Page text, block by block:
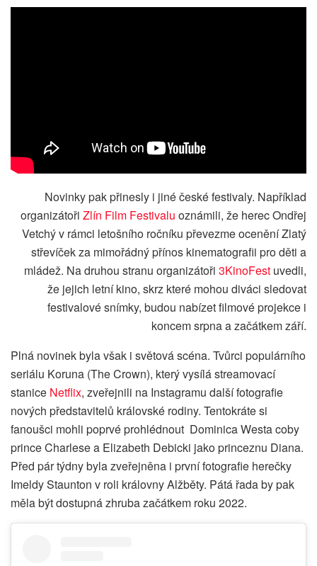
Novinky pak přinesly i jiné české festivaly. Například
organizátoři Zlín Film Festivalu oznámili, že herec Ondřej
Vetchý v rámci letošního ročníku převezme ocenění Zlatý
střevíček za mimořádný přínos kinematografii pro děti a
mládež. Na druhou stranu organizátoři 3KinoFest uvedli,
že jejich letní kino, skrz které mohou diváci sledovat
festivalové snímky, budou nabízet filmové projekce i
koncem srpna a začátkem září.
Plná novinek byla však i světová scéna. Tvůrci populárního
seriálu Koruna (The Crown), který vysílá streamovací
stanice Netflix, zveřejnili na Instagramu další fotografie
nových představitelů královské rodiny. Tentokráte si
fanoušci mohli poprvé prohlédnout Dominica Westa coby
prince Charlese a Elizabeth Debicki jako princeznu Diana.
Před pár týdny byla zveřejněna i první fotografie herečky
Imeldy Staunton v roli královny Alžběty. Pátá řada by pak
měla být dostupná zhruba začátkem roku 2022.